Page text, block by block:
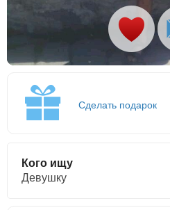
Сделать подарок
Кого ищу
Девушку